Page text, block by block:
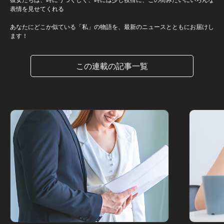
表情を見せてくれる
あなたにどこか似ている「私」の物語を、最新のニュースとともにお届けし
ます！
この連載の記事一覧